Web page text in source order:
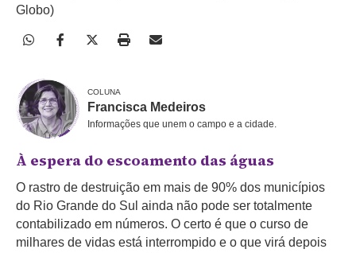
Globo)
COLUNA
Francisca Medeiros
Informações que unem o campo e a cidade.
À espera do escoamento das águas
O rastro de destruição em mais de 90% dos municípios
do Rio Grande do Sul ainda não pode ser totalmente
contabilizado em números. O certo é que o curso de
milhares de vidas está interrompido e o que virá depois